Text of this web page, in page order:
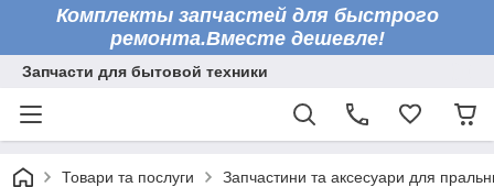
Комплекты запчастей для быстрого
ремонта.Вместе дешевле!
Запчасти для бытовой техники
Товари та послуги Запчастини та аксесуари для